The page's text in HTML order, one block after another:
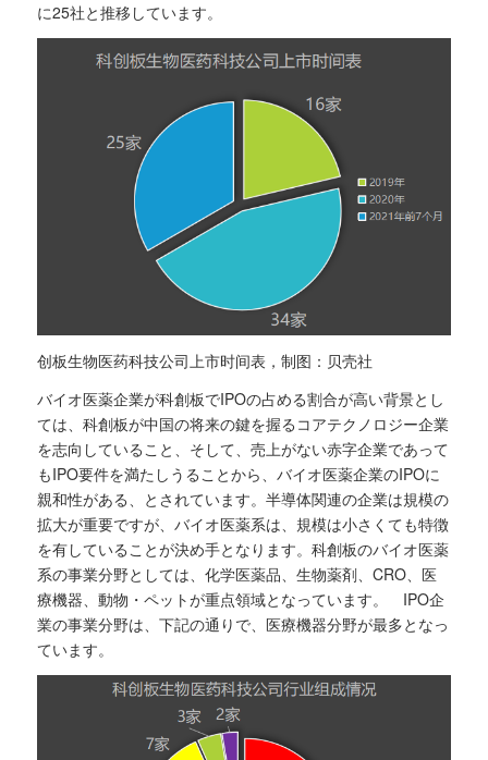
に25社と推移しています。
创板生物医药科技公司上市时间表，制图：贝壳社
バイオ医薬企業が科創板でIPOの占める割合が高い背景とし
ては、科創板が中国の将来の鍵を握るコアテクノロジー企業
を志向していること、そして、売上がない赤字企業であって
もIPO要件を満たしうることから、バイオ医薬企業のIPOに
親和性がある、とされています。半導体関連の企業は規模の
拡大が重要ですが、バイオ医薬系は、規模は小さくても特徴
を有していることが決め手となります。科創板のバイオ医薬
系の事業分野としては、化学医薬品、生物薬剤、CRO、医
療機器、動物・ペットが重点領域となっています。 IPO企
業の事業分野は、下記の通りで、医療機器分野が最多となっ
ています。